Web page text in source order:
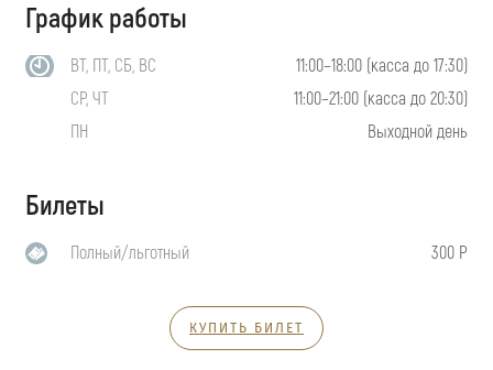
График работы
ВТ, ПТ, СБ, ВС
11:00–18:00 (касса до 17:30)
СР, ЧТ
11:00–21:00 (касса до 20:30)
ПН
Выходной день
Билеты
Полный/льготный 300 Р
КУПИТЬ БИЛЕТ